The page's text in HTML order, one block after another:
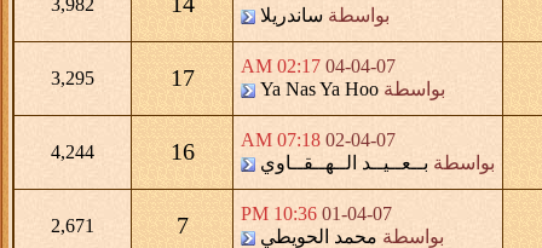
بواسطة ساندريلا
04-04-07
02:17 AM
بواسطة Ya Nas Ya Hoo
17
3,295
02-04-07
07:18 AM
بواسطة بــعــيــد الــهــقــاوي 16
4,244
01-04-07
10:36 PM
بواسطة محمد الحويطي 7
2,671